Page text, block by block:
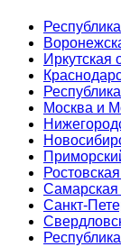
Иркутская
Москва и
Самарская
Санкт-